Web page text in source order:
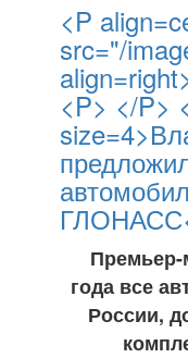
<P
src="/
<P> </P>
Премьер-
года все
России,